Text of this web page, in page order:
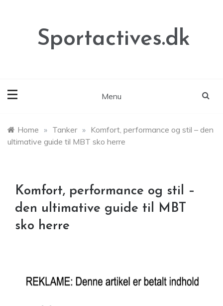
Sportactives.dk
Menu
Home » Tanker » Komfort, performance og stil – den
ultimative guide til MBT sko herre
Komfort, performance og stil –
den ultimative guide til MBT
sko herre